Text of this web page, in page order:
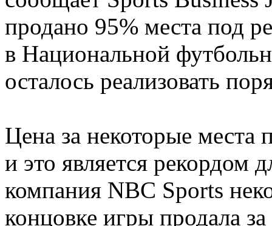
продано 95% места под
в Национальной
осталось реализовать
Цена за некоторые места
и это является рекордом
компания NBC Sports
концовке игры продала